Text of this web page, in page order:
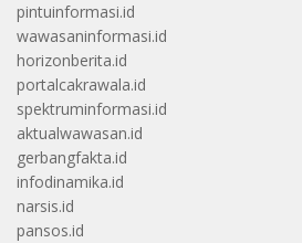
pintuinformasi.id
wawasaninformasi.id
horizonberita.id
portalcakrawala.id
spektruminformasi.id
aktualwawasan.id
gerbangfakta.id
infodinamika.id
narsis.id
pansos.id